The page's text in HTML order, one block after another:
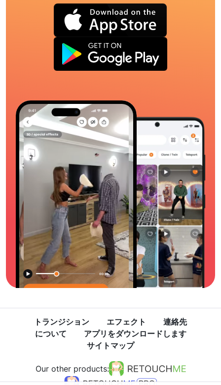
トランジション エフェクト
連絡先
について
アプリをダウンロードします
サイトマップ
Our other products: